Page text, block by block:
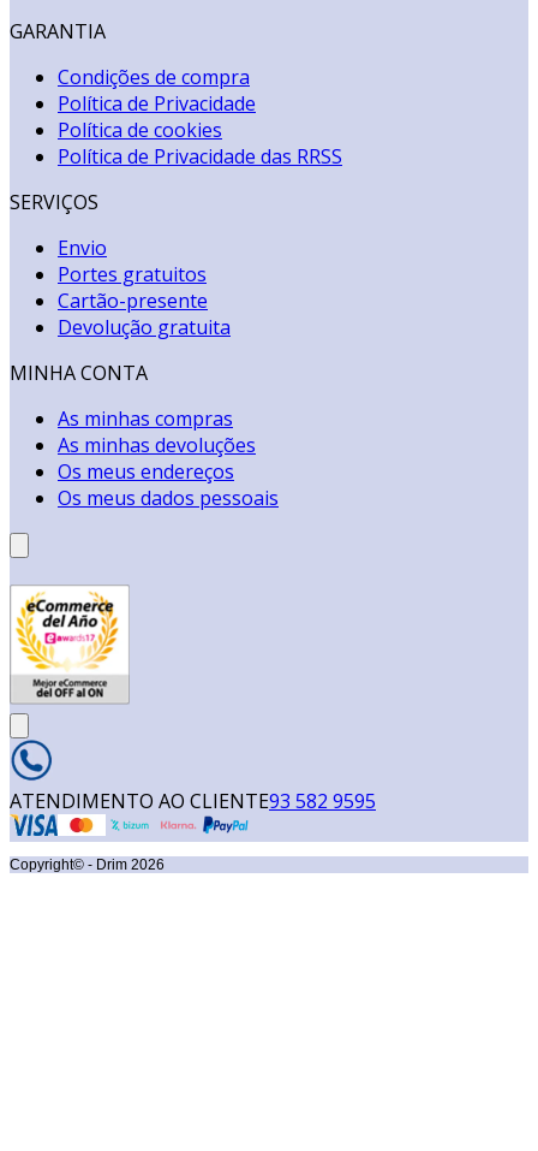
GARANTIA
Condições de compra
Política de Privacidade
Política de cookies
Política de Privacidade das RRSS
SERVIÇOS
Envio
Portes gratuitos
Cartão-presente
Devolução gratuita
MINHA CONTA
As minhas compras
As minhas devoluções
Os meus endereços
Os meus dados pessoais
ATENDIMENTO AO CLIENTE93 582 9595
Copyright© - Drim 2026